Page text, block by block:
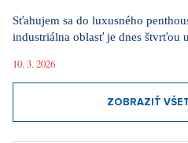
Sťahujem sa do luxusného
industriálna oblasť je dnes štvrťou
10. 3. 2026
ZOBRAZIŤ